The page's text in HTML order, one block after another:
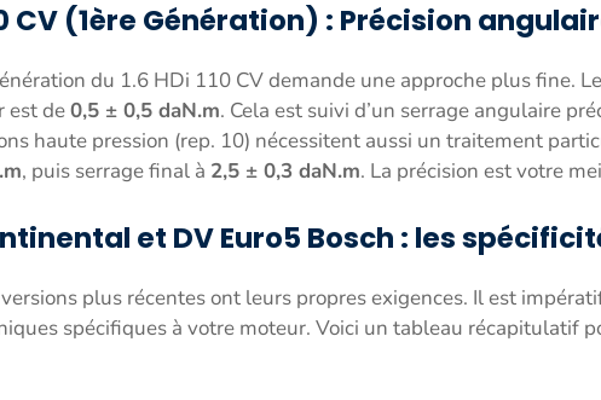
CV (1ère Génération) : Précision
du 1.6 HDi 110 CV demande une approche plus fine.
est de0,5 ± 0,5 daN.m. Cela est suivi d’un serrage angulaire
haute pression (rep. 10) nécessitent aussi un traitement
, puis serrage final à 2,5 ± 0,3 daN.m. La précision est votre
et DV Euro5 Bosch : les
plus récentes ont leurs propres exigences. Il est
spécifiques à votre moteur. Voici un tableau récapitulatif